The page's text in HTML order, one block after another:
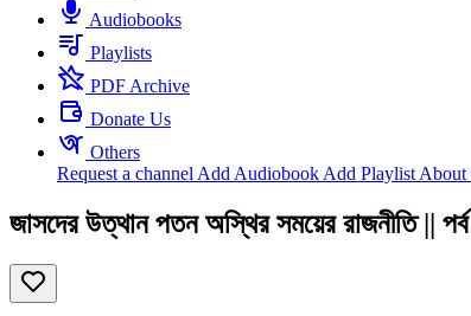
Audiobooks
Playlists
PDF Archive
Donate Us
Others
Request a channel Add Audiobook Add Playlist About
জাসদের উত্থান পতন অস্থির সময়ের রাজনীতি ||